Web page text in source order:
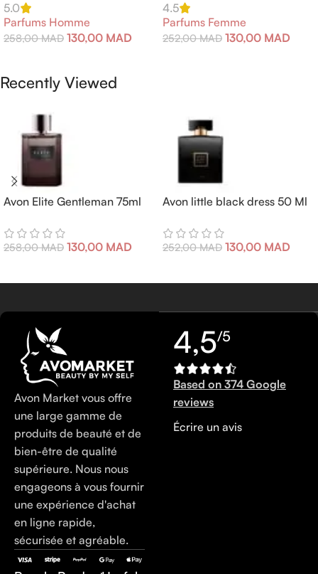
5.0
Parfums Homme
258,00MAD 130,00 MAD
4.5
Parfums Femme
252,00MAD 130,00 MAD
Recently Viewed
Avon Elite Gentleman 75ml
258,00MAD 130,00 MAD
Avon little black dress 50 Ml
252,00MAD 130,00 MAD
Avon Market vous offre
une large gamme de
produits de beauté et de
bien-être de qualité
supérieure. Nous nous
engageons à vous fournir
une expérience d'achat
en ligne rapide,
sécurisée et agréable.
4,5/5
Based on 374 Google
reviews
Écrire un avis